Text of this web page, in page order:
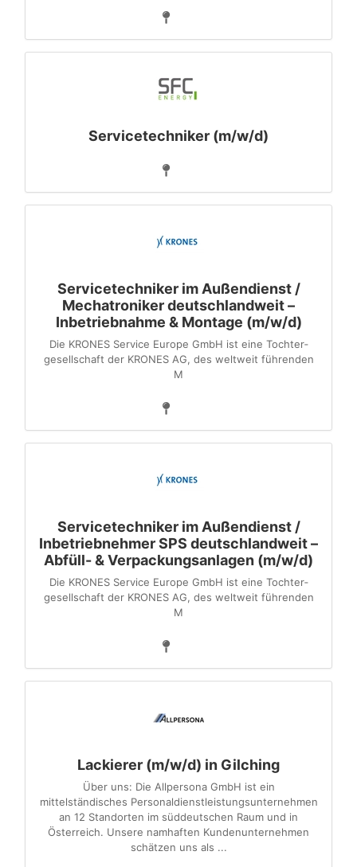
Servicetechniker (m/w/d)
Servicetechniker im Außendienst /
Mechatroniker deutschlandweit –
Inbetriebnahme & Montage (m/w/d)
Die KRONES Service Europe GmbH ist eine Tochter­
gesellschaft der KRONES AG, des weltweit führenden
M
Servicetechniker im Außendienst /
Inbetriebnehmer SPS deutschlandweit –
Abfüll- & Verpackungsanlagen (m/w/d)
Die KRONES Service Europe GmbH ist eine Tochter­
gesellschaft der KRONES AG, des weltweit führenden
M
Lackierer (m/w/d) in Gilching
Über uns: Die Allpersona GmbH ist ein
mittelständisches Personaldienstleistungsunternehmen
an 12 Standorten im süddeutschen Raum und in
Österreich. Unsere namhaften Kundenunternehmen
schätzen uns als ...